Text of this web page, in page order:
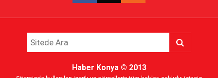
Haber Konya© 2013